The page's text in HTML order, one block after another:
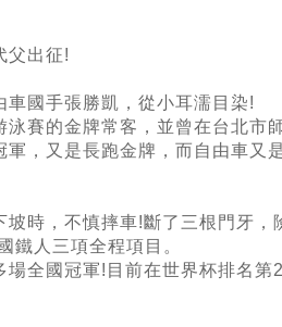
父出征!
車國手張勝凱，從小耳濡目染!
泳賽的金牌常客，並曾在台北市
軍，又是長跑金牌，而自由車又
坡時，不慎摔車!斷了三根門牙
鐵人三項全程項目。
場全國冠軍!目前在世界杯排名